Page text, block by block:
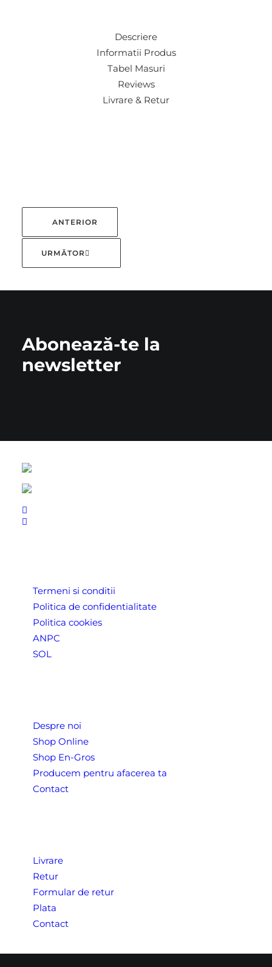
Descriere
Informatii Produs
Tabel Masuri
Reviews
Livrare & Retur
ANTERIOR
URMĂTOR
Abonează-te la
newsletter
Termeni si conditii
Politica de confidentialitate
Politica cookies
ANPC
SOL
Despre noi
Shop Online
Shop En-Gros
Producem pentru afacerea ta
Contact
Livrare
Retur
Formular de retur
Plata
Contact